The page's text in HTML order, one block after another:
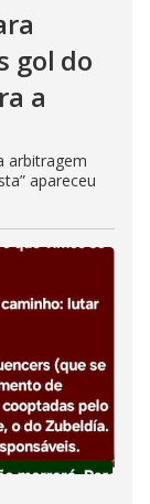
gol do
a
arbitragem
apareceu